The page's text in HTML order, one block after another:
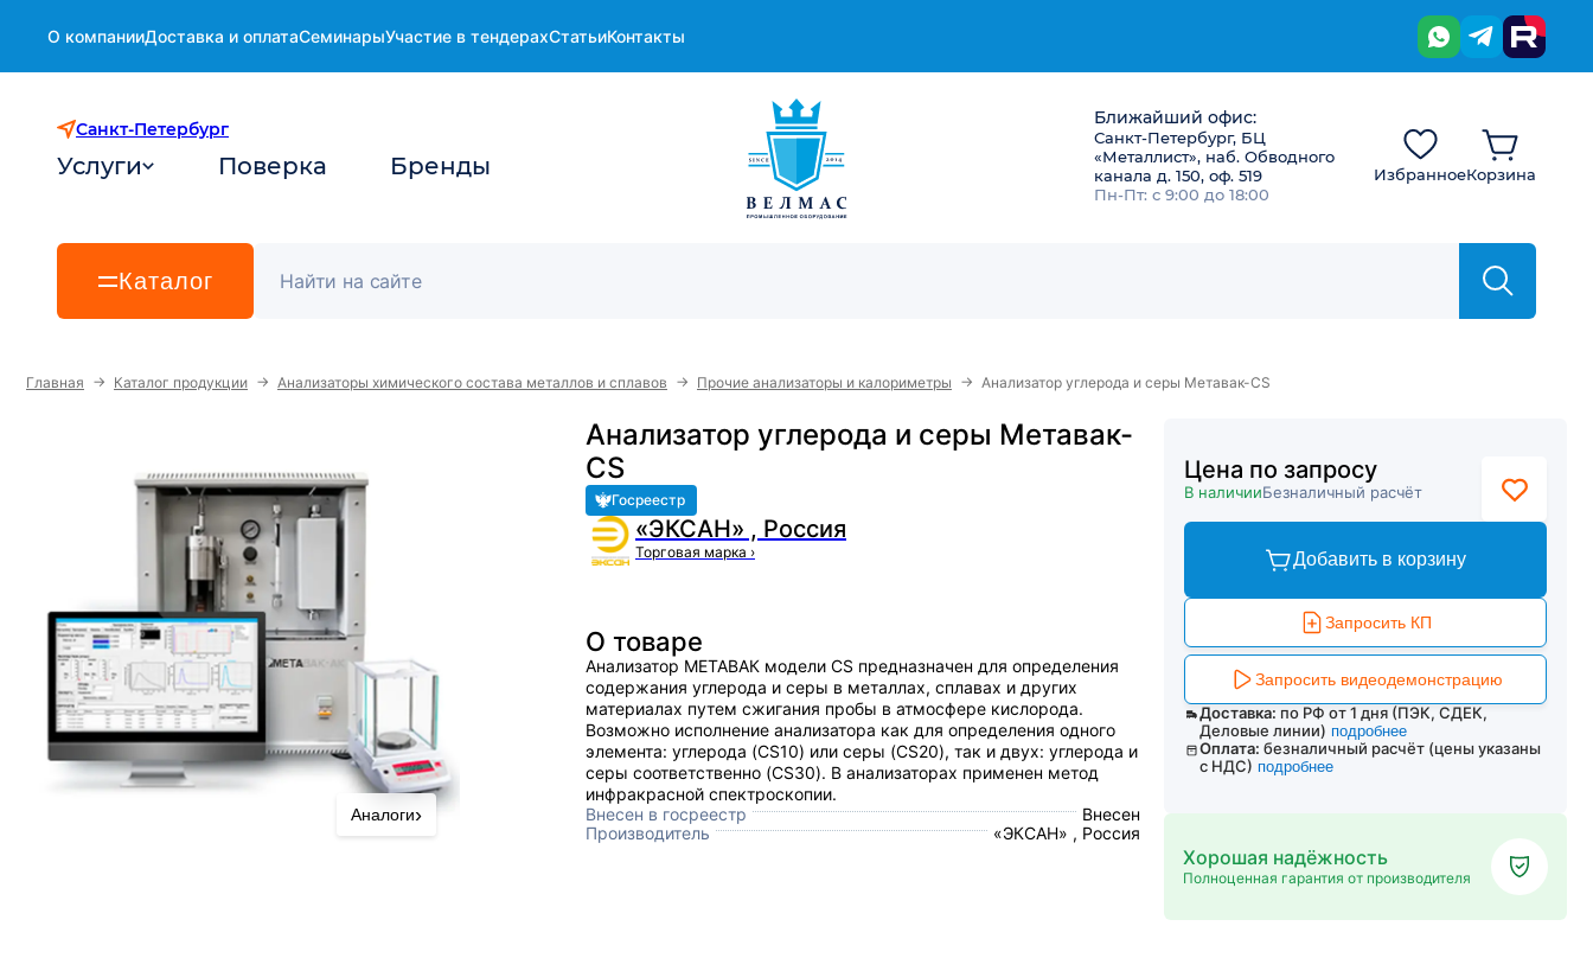
О компанииДоставка и оплатаСеминарыУчастие в тендерахСтатьиКонтакты
Санкт-Петербург
Услуги Поверка Бренды
Ближайший офис:
Санкт-Петербург, БЦ
«Металлист», наб. Обводного
канала д. 150, оф. 519
Пн-Пт: с 9:00 до 18:00
ИзбранноеКорзина
Каталог
Главная → Каталог продукции → Анализаторы химического состава металлов и сплавов → Прочие анализаторы и калориметры → Анализатор углерода и серы Метавак-CS
Анализатор углерода и серы Метавак-
CS
Госреестр
«ЭКСАН» , Россия
Торговая марка ›
Аналоги›
О товаре
Анализатор МЕТАВАК модели CS предназначен для определения
содержания углерода и серы в металлах, сплавах и других
материалах путем сжигания пробы в атмосфере кислорода.
Возможно исполнение анализатора как для определения одного
элемента: углерода (CS10) или серы (CS20), так и двух: углерода и
серы соответственно (CS30). В анализаторах применен метод
инфракрасной спектроскопии.
Внесен в госреестр
Внесен
Производитель
«ЭКСАН» , Россия
Цена по запросу
В наличииБезналичный расчёт
Добавить в корзину
Запросить КП
Запросить видеодемонстрацию
Доставка: по РФ от 1 дня (ПЭК, СДЕК,
Деловые линии) подробнее
Оплата: безналичный расчёт (цены указаны
с НДС) подробнее
Хорошая надёжность
Полноценная гарантия от производителя